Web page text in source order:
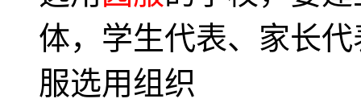
体，学生代表、家长
服选用组织